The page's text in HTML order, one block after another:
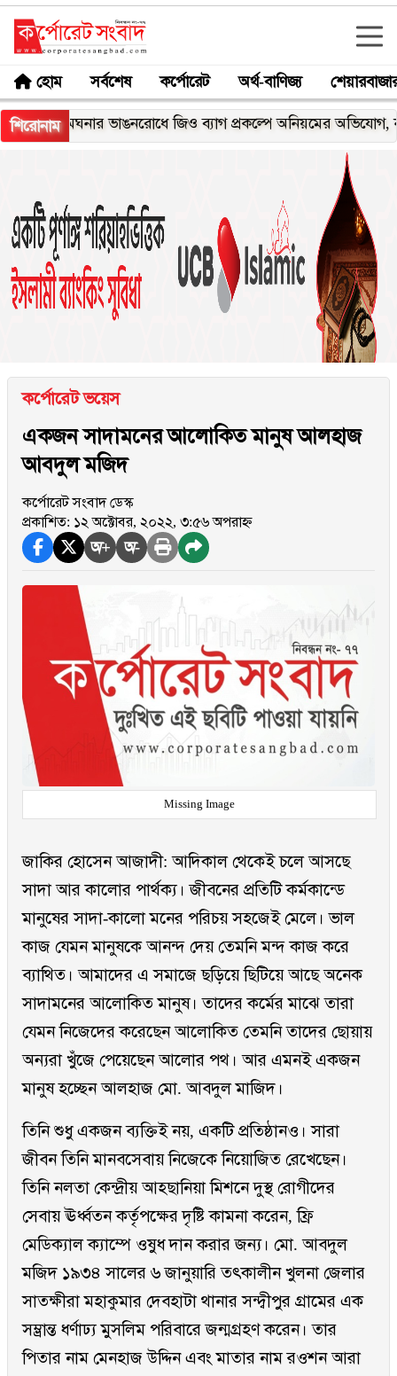
হোম সর্বশেষ কর্পোরেট অর্থ-বাণিজ্য
শিরোনামভাঙনরোধে জিও ব্যাগ প্রকল্পে অনিয়মের অভিযোগ, নদীরকূলে
কর্পোরেট ভয়েস
একজন সাদামনের আলোকিত মানুষ আলহাজ
আবদুল মজিদ
কর্পোরেট সংবাদ ডেস্ক
প্রকাশিত: ১২ অক্টোবর, ২০২২, ৩:৫৬ অপরাহ্ন
অ+ অ-
Missing Image
জাকির হোসেন আজাদী: আদিকাল থেকেই চলে আসছে
সাদা আর কালোর পার্থক্য। জীবনের প্রতিটি কর্মকান্ডে
মানুষের সাদা-কালো মনের পরিচয় সহজেই মেলে। ভাল
কাজ যেমন মানুষকে আনন্দ দেয় তেমনি মন্দ কাজ করে
ব্যাথিত। আমাদের এ সমাজে ছড়িয়ে ছিটিয়ে আছে অনেক
সাদামনের আলোকিত মানুষ। তাদের কর্মের মাঝে তারা
যেমন নিজেদের করেছেন আলোকিত তেমনি তাদের ছোয়ায়
অন্যরা খুঁজে পেয়েছেন আলোর পথ। আর এমনই একজন
মানুষ হচ্ছেন আলহাজ মো. আবদুল মাজিদ।
তিনি শুধু একজন ব্যক্তিই নয়, একটি প্রতিষ্ঠানও। সারা
জীবন তিনি মানবসেবায় নিজেকে নিয়োজিত রেখেছেন।
তিনি নলতা কেন্দ্রীয় আহ্ছানিয়া মিশনে দুস্থ রোগীদের
সেবায় ঊর্ধ্বতন কর্তৃপক্ষের দৃষ্টি কামনা করেন, ফ্রি
মেডিক্যাল ক্যাম্পে ওষুধ দান করার জন্য। মো. আবদুল
মজিদ ১৯৩৪ সালের ৬ জানুয়ারি তৎকালীন খুলনা জেলার
সাতক্ষীরা মহাকুমার দেবহাটা থানার সন্দ্বীপুর গ্রামের এক
সম্ভ্রান্ত ধর্ণাঢ্য মুসলিম পরিবারে জন্মগ্রহণ করেন। তার
পিতার নাম মেনহাজ উদ্দিন এবং মাতার নাম রওশন আরা